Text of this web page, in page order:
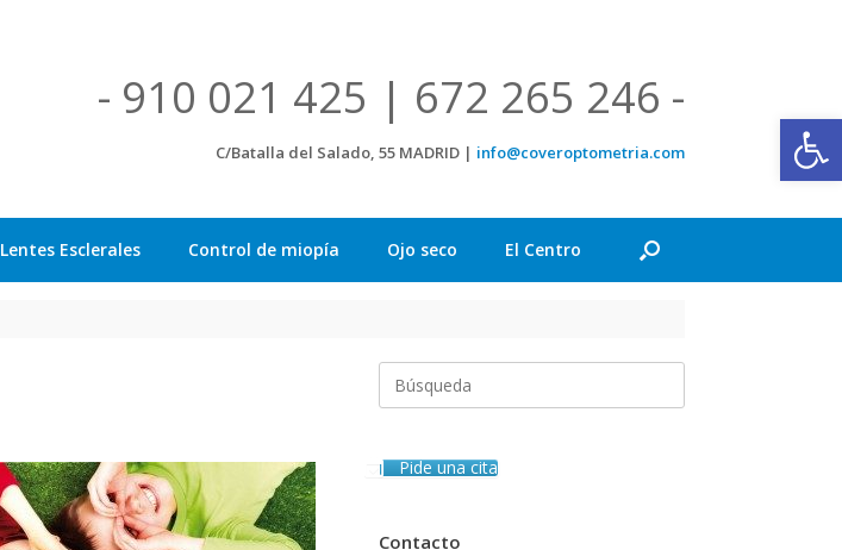
- 910 021 425 | 672 265 246 -
C/Batalla del Salado, 55 MADRID | info@coveroptometria.com
Lentes Esclerales Control de miopía Ojo seco El Centro
Buscar:
Pide una cita
Contacto